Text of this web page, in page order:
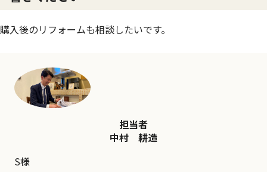
購入後のリフォームも相談したいです。
担当者
中村 耕造
S様